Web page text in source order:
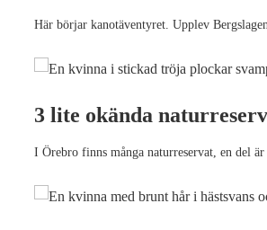
Här börjar kanotäventyret. Upplev
3 lite okända
I Örebro finns många naturreservat, en del